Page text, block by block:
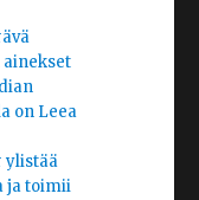
ainekset
on Leea
ylistää
ja toimii